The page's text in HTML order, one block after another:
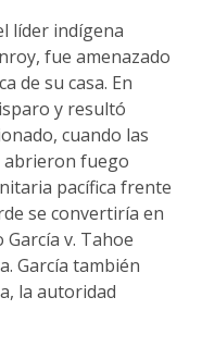
líder indígena
fue amenazado
de su casa. En
y resultó
cuando las
abrieron fuego
pacífica frente
se convertiría en
v. Tahoe
García también
la autoridad